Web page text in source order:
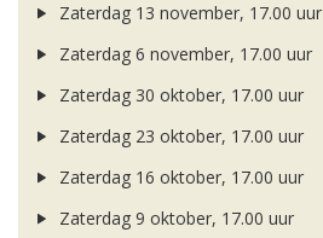
Zaterdag 13 november, 17.00 uur
Zaterdag 6 november, 17.00 uur
Zaterdag 30 oktober, 17.00 uur
Zaterdag 23 oktober, 17.00 uur
Zaterdag 16 oktober, 17.00 uur
Zaterdag 9 oktober, 17.00 uur